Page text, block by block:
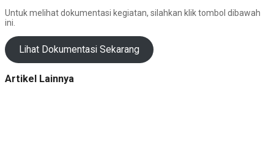
Untuk melihat dokumentasi kegiatan, silahkan klik tombol dibawah
ini.
Lihat Dokumentasi Sekarang
Artikel Lainnya